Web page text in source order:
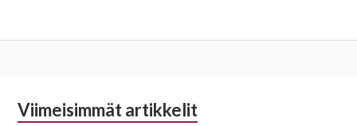
Alapalkin
Viimeisimmät artikkelit